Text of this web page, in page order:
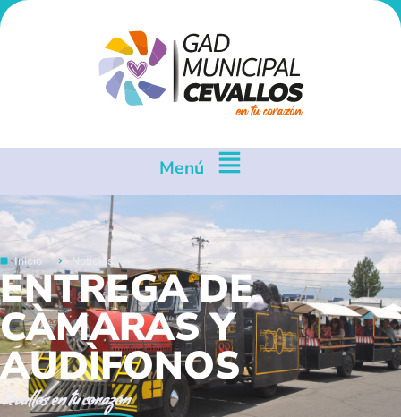
Menú
Inicio Noticias
ENTREGA DE
CÀMARAS Y
AUDÌFONOS
Cevallosen tu corazón